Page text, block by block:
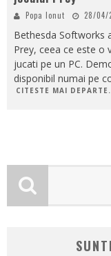
Popa Ionut 28/04/
Bethesda Softworks
Prey, ceea ce este o
jucati pe un PC.
disponibil numai pe
CITESTE MAI